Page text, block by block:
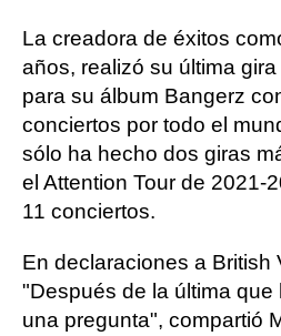
La creadora de éxitos
años, realizó su última
para su álbum Bangerz
conciertos por todo el
sólo ha hecho dos giras
el Attention Tour de 2021-
11 conciertos.
En declaraciones a British
"Después de la última que
una pregunta", compartió